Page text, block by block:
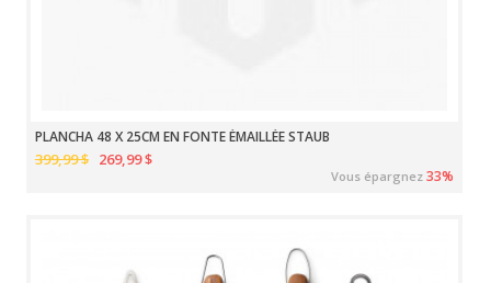
PLANCHA 48 X 25CM EN FONTE ÉMAILLÉE STAUB
399,99 $ 269,99 $
Vous épargnez33%